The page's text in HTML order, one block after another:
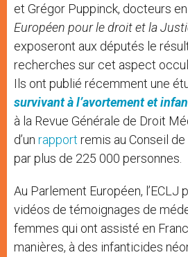
et Grégor Puppinck, docteurs
Européen pour le droit et la
exposeront aux députés le
recherches sur cet aspect
Ils ont publié récemment une
survivant à l’avortement et
à la Revue Générale de Droit
d’un rapport remis au Conseil de
par plus de 225 000 personnes.
Au Parlement Européen, l’ECLJ
vidéos de témoignages de
femmes qui ont assisté en
manières, à des infanticides